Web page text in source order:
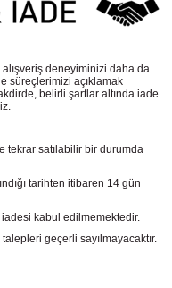
alışveriş deneyiminizi daha da
süreçlerimizi açıklamak
belirli şartlar altında iade
tekrar satılabilir bir durumda
tarihten itibaren 14 gün
iadesi kabul edilmemektedir.
geçerli sayılmayacaktır.